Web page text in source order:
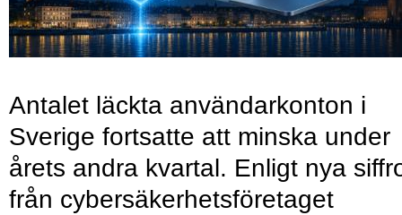
Antalet läckta användarkonton i
Sverige fortsatte att minska under
årets andra kvartal. Enligt nya
från cybersäkerhetsföretaget